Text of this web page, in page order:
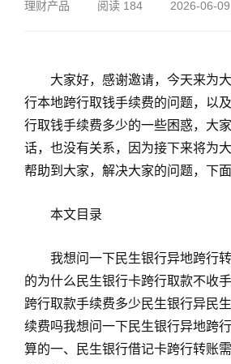
理财产品 阅读 184 2026-06-
大家好，感谢邀请，今天来为
行本地跨行取钱手续费的问题，以
行取钱手续费多少的一些困惑，大
话，也没有关系，因为接下来将为
帮助到大家，解决大家的问题，下面
本文目录
我想问一下民生银行异地跨行
的为什么民生银行卡跨行取款不收
跨行取款手续费多少民生银行异民
续费吗我想问一下民生银行异地跨
算的一、民生银行借记卡跨行转账